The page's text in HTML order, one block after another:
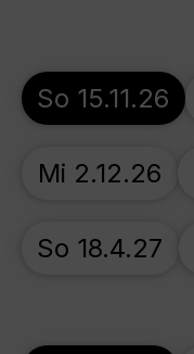
So 15.11.26
Mi 2.12.26
So 18.4.27